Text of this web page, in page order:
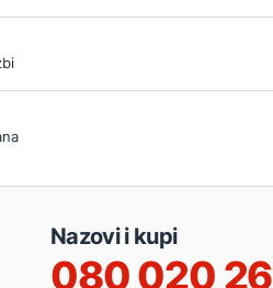
Nazovi i kupi
080 020